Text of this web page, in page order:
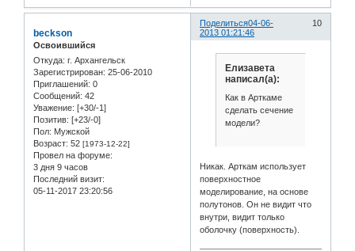
Поделиться 10
04-06-
2013 01:21:46
beckson
Освоившийся
Откуда: г. Архангельск
Зарегистрирован: 25-06-2010
Приглашений: 0
Сообщений: 42
Уважение: [+30/-1]
Позитив: [+23/-0]
Пол: Мужской
Возраст: 52 [1973-12-22]
Провел на форуме:
3 дня 9 часов
Последний визит:
05-11-2017 23:20:56
Елизавета
написал(а):
Как в Арткаме
сделать сечение
модели?
Никак. Арткам использует
поверхностное
моделирование, на основе
полутонов. Он не видит что
внутри, видит только
оболочку (поверхность).